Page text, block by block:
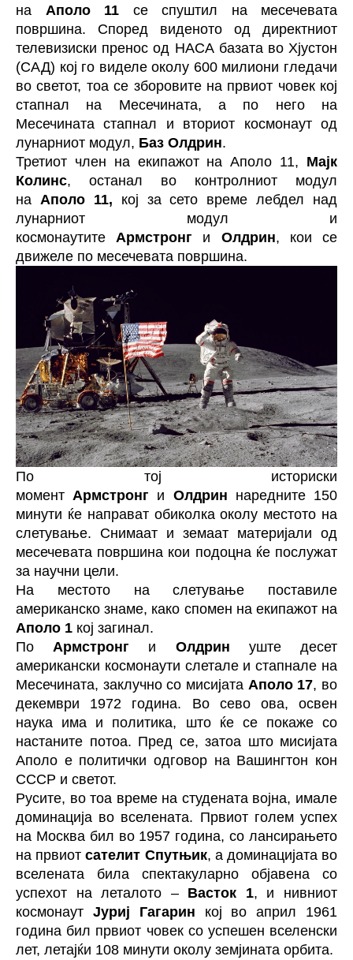
на Аполо 11 се спуштил на месечевата
површина. Според виденото од директниот
телевизиски пренос од НАСА базата во Хјустон
(САД) кој го виделе околу 600 милиони гледачи
во светот, тоа се зборовите на првиот човек кој
стапнал на Месечината, а по него на
Месечината стапнал и вториот космонаут од
лунарниот модул, Баз Олдрин.
Третиот член на екипажот на Аполо 11, Мајк
Колинс, останал во контролниот модул
на Аполо 11, кој за сето време лебдел над
лунарниот модул и
космонаутитеАрмстронг и Олдрин, кои се
движеле по месечевата површина.
По тој историски
моментАрмстронг и Олдрин наредните 150
минути ќе направат обиколка околу местото на
слетување. Снимаат и земаат материјали од
месечевата површина кои подоцна ќе послужат
за научни цели.
На местото на слетување поставиле
американско знаме, како спомен на екипажот на
Аполо 1 кој загинал.
ПоАрмстронг и Олдрин уште десет
американски космонаути слетале и стапнале на
Месечината, заклучно со мисијата Аполо 17, во
декември 1972 година. Во сево ова, освен
наука има и политика, што ќе се покаже со
настаните потоа. Пред се, затоа што мисијата
Аполо е политички одговор на Вашингтон кон
СССР и светот.
Русите, во тоа време на студената војна, имале
доминација во вселената. Првиот голем успех
на Москва бил во 1957 година, со лансирањето
на првиотсателит Спутњик, а доминацијата во
вселената била спектакуларно објавена со
успехот на леталото – Васток 1, и нивниот
космонаут Јуриј Гагарин кој во април 1961
година бил првиот човек со успешен вселенски
лет, летајќи 108 минути околу земјината орбита.